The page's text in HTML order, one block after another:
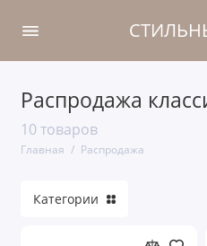
Распродажа
10 товаров
Главная Распродажа
Категории